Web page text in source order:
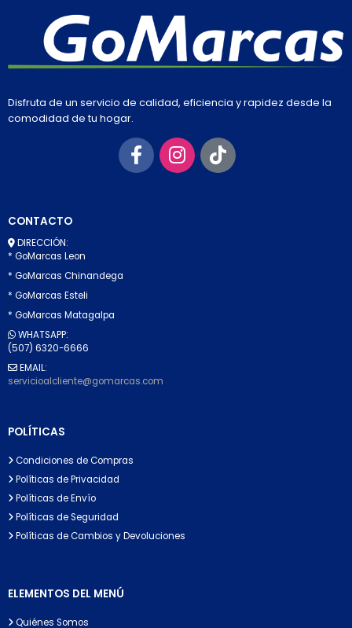
Disfruta de un servicio de calidad, eficiencia y rapidez desde la
comodidad de tu hogar.
CONTACTO
DIRECCIÓN:
* GoMarcas Leon
* GoMarcas Chinandega
* GoMarcas Esteli
* GoMarcas Matagalpa
WHATSAPP:
(507) 6320-6666
EMAIL:
servicioalcliente@gomarcas.com
POLÍTICAS
Condiciones de Compras
Políticas de Privacidad
Políticas de Envío
Políticas de Seguridad
Políticas de Cambios y Devoluciones
ELEMENTOS DEL MENÚ
Quiénes Somos